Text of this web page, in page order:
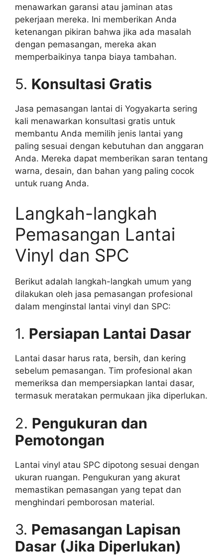
menawarkan garansi atau jaminan atas
pekerjaan mereka. Ini memberikan Anda
ketenangan pikiran bahwa jika ada masalah
dengan pemasangan, mereka akan
memperbaikinya tanpa biaya tambahan.
5. Konsultasi Gratis
Jasa pemasangan lantai di Yogyakarta sering
kali menawarkan konsultasi gratis untuk
membantu Anda memilih jenis lantai yang
paling sesuai dengan kebutuhan dan anggaran
Anda. Mereka dapat memberikan saran tentang
warna, desain, dan bahan yang paling cocok
untuk ruang Anda.
Langkah-langkah
Pemasangan Lantai
Vinyl dan SPC
Berikut adalah langkah-langkah umum yang
dilakukan oleh jasa pemasangan profesional
dalam menginstal lantai vinyl dan SPC:
1. Persiapan Lantai Dasar
Lantai dasar harus rata, bersih, dan kering
sebelum pemasangan. Tim profesional akan
memeriksa dan mempersiapkan lantai dasar,
termasuk meratakan permukaan jika diperlukan.
2. Pengukuran dan
Pemotongan
Lantai vinyl atau SPC dipotong sesuai dengan
ukuran ruangan. Pengukuran yang akurat
memastikan pemasangan yang tepat dan
menghindari pemborosan material.
3. Pemasangan Lapisan
Dasar (Jika Diperlukan)